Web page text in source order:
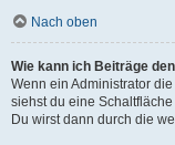
Nach oben
Wie kann ich Beiträge
Wenn ein Administrator
siehst du eine
Du wirst dann durch die